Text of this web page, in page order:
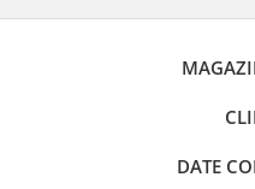
DATE